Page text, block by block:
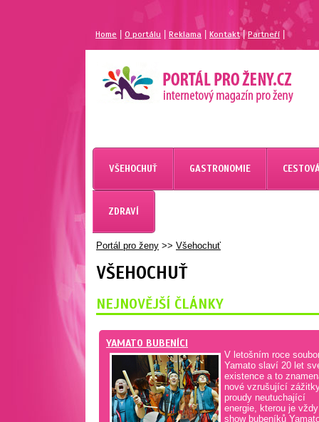
Home |O portálu Reklama Kontakt| Partneří
VŠEHOCHUŤ GASTRONOMIE
ZDRAVÍ
Portál pro ženy >> Všehochuť
VŠEHOCHUŤ
NEJNOVĚJŠÍ ČLÁNKY
YAMATO BUBENÍCI
V letošním roce
Yamato slaví 20 let
existence a to
nové vzrušující
proudy neutuchající
energie, kterou je vždy
show bubeníků